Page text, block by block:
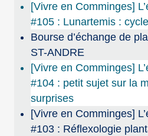
[Vivre en Comminges]
#105 : Lunartemis :
Bourse d’échange de
ST-ANDRE
[Vivre en Comminges]
#104 : petit sujet sur la
surprises
[Vivre en Comminges]
#103 : Réflexologie